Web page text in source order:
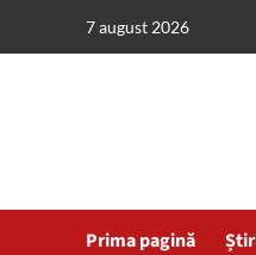
7 august 2026
Prima pagină